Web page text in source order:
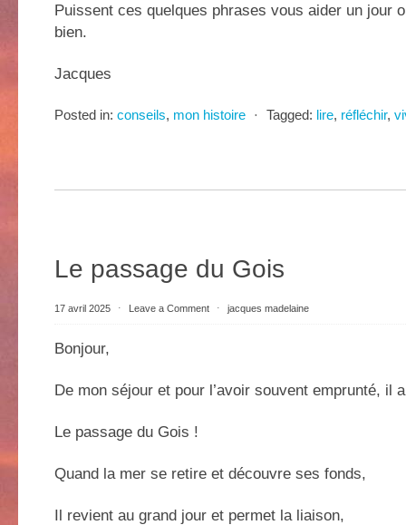
Puissent ces quelques phrases vous aider un jour
bien.
Jacques
Posted in: conseils, mon histoire ⋅ Tagged: lire, réfléchir,
Le passage du Gois
17 avril 2025 ⋅ Leave a Comment ⋅ jacques madelaine
Bonjour,
De mon séjour et pour l’avoir souvent emprunté, il
Le passage du Gois !
Quand la mer se retire et découvre ses fonds,
Il revient au grand jour et permet la liaison,